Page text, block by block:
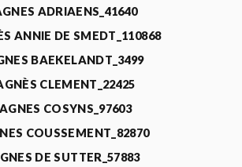
ADRIAENS_41640
ANNIE DE SMEDT_110868
BAEKELANDT_3499
CLEMENT_22425
AGNES COSYNS_97603
COUSSEMENT_82870
DE SUTTER_57883